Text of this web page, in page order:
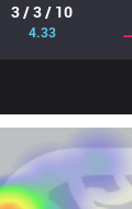
3 / 3 / 10
4.33